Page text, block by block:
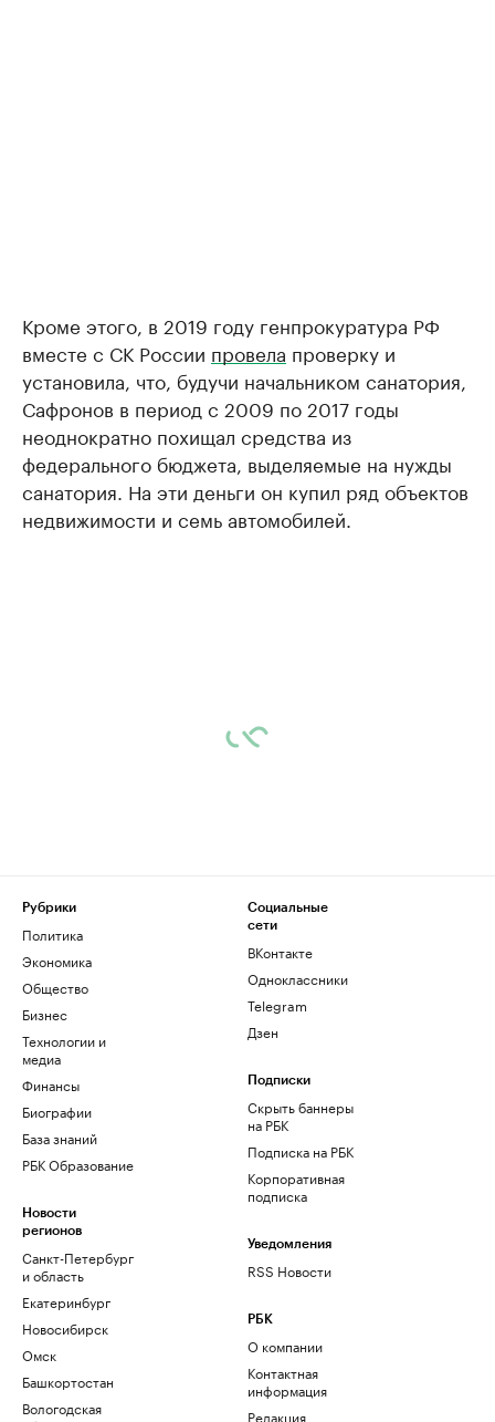
Кроме этого, в 2019 году генпрокуратура РФ
вместе с СК России провела проверку и
установила, что, будучи начальником санатория,
Сафронов в период с 2009 по 2017 годы
неоднократно похищал средства из
федерального бюджета, выделяемые на нужды
санатория. На эти деньги он купил ряд объектов
недвижимости и семь автомобилей.
Рубрики
Политика
Экономика
Общество
Бизнес
Технологии и
медиа
Финансы
Биографии
База знаний
РБК Образование
Новости
регионов
Санкт-Петербург
и область
Екатеринбург
Новосибирск
Омск
Башкортостан
Вологодская
Социальные
сети
ВКонтакте
Одноклассники
Telegram
Дзен
Подписки
Скрыть баннеры
на РБК
Подписка на РБК
Корпоративная
подписка
Уведомления
RSS Новости
РБК
О компании
Контактная
информация
Редакция